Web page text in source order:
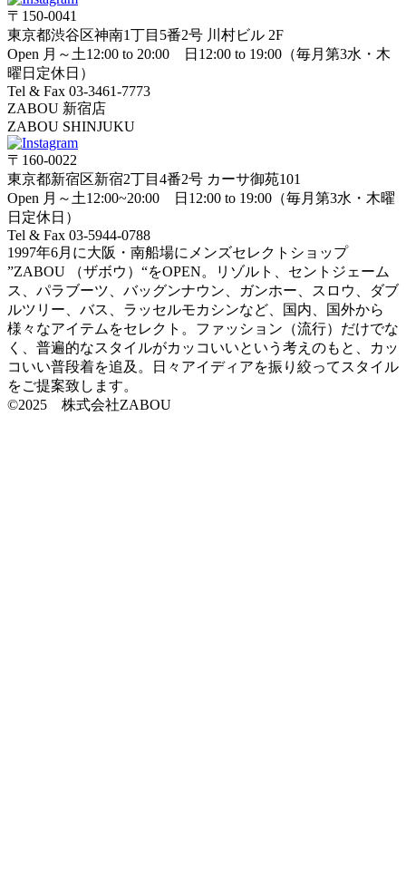
〒150-0041
東京都渋谷区神南1丁目5番2号 川村ビル 2F
Open 月～土12:00 to 20:00 日12:00 to 19:00（毎月第3水・木
曜日定休日）
Tel & Fax 03-3461-7773
ZABOU 新宿店
ZABOU SHINJUKU
〒160-0022
東京都新宿区新宿2丁目4番2号 カーサ御苑101
Open 月～土12:00~20:00 日12:00 to 19:00（毎月第3水・木曜
日定休日）
Tel & Fax 03-5944-0788
1997年6月に大阪・南船場にメンズセレクトショップ
”ZABOU （ザボウ）“をOPEN。リゾルト、セントジェーム
ス、パラブーツ、バッグンナウン、ガンホー、スロウ、ダブ
ルツリー、バス、ラッセルモカシンなど、国内、国外から
様々なアイテムをセレクト。ファッション（流行）だけでな
く、普遍的なスタイルがカッコいいという考えのもと、カッ
コいい普段着を追及。日々アイディアを振り絞ってスタイル
をご提案致します。
©2025 株式会社ZABOU